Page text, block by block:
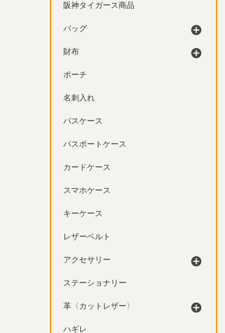
阪神タイガース商品
バッグ
財布
ポーチ
名刺入れ
パスケース
パスポートケース
カードケース
スマホケース
キーケース
レザーベルト
アクセサリー
ステーショナリー
革〈カットレザー〉
ハギレ